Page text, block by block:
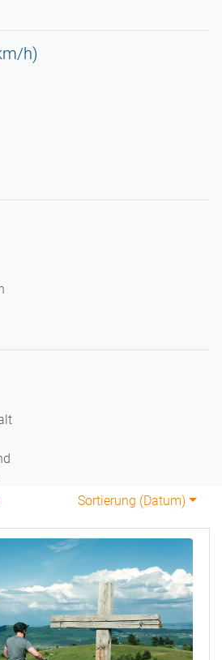
h)
Sortierung (Datum)